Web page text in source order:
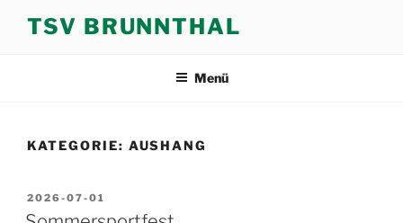
InhaltTSV BRUNNTHAL
Menü
KATEGORIE: AUSHANG
VERÖFFENTLICHT
AM
2026-07-01